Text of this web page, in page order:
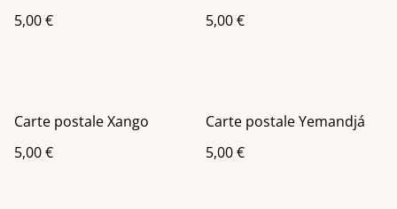
5,00 €
5,00 €
Carte postale Xango
5,00 €
Carte postale Yemandjá
5,00 €